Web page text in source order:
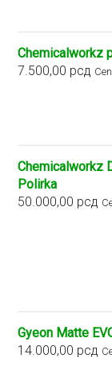
Chemicalworkz
7.500,00 рсд
Chemicalworkz
Polirka
50.000,00 рсд
Gyeon Matte
14.000,00 рсд